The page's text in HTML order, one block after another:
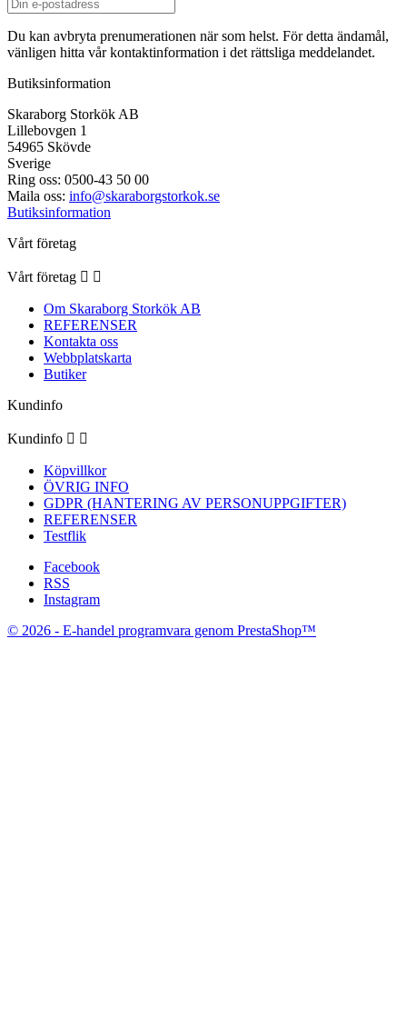
Du kan avbryta prenumerationen när som helst. För detta ändamål,
vänligen hitta vår kontaktinformation i det rättsliga meddelandet.
Butiksinformation
Skaraborg Storkök AB
Lillebovgen 1
54965 Skövde
Sverige
Ring oss: 0500-43 50 00
Maila oss: info@skaraborgstorkok.se
Butiksinformation
Vårt företag
Vårt företag  
Om Skaraborg Storkök AB
REFERENSER
Kontakta oss
Webbplatskarta
Butiker
Kundinfo
Kundinfo  
Köpvillkor
ÖVRIG INFO
GDPR (HANTERING AV PERSONUPPGIFTER)
REFERENSER
Testflik
Facebook
RSS
Instagram
© 2026 - E-handel programvara genom PrestaShop™